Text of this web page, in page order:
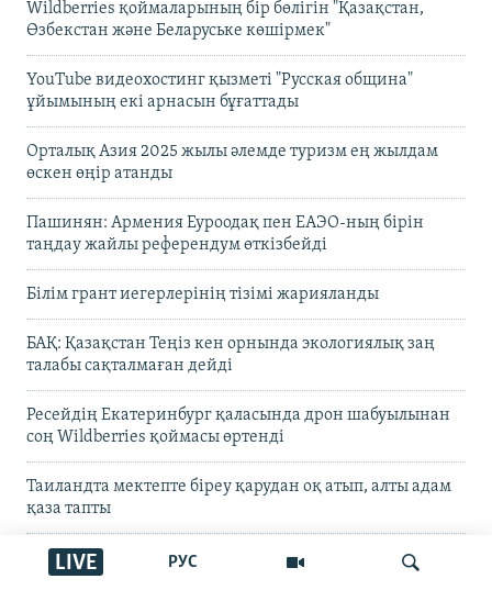
РУС
LIVE
Wildberries қоймаларының бір бөлігін "Қазақстан,
Өзбекстан және Беларуське көшірмек"
YouTube видеохостинг қызметі "Русская община"
ұйымының екі арнасын бұғаттады
Орталық Азия 2025 жылы әлемде туризм ең жылдам
өскен өңір атанды
Пашинян: Армения Еуроодақ пен ЕАЭО-ның бірін
таңдау жайлы референдум өткізбейді
Білім грант иегерлерінің тізімі жарияланды
БАҚ: Қазақстан Теңіз кен орнында экологиялық заң
талабы сақталмаған дейді
Ресейдің Екатеринбург қаласында дрон шабуылынан
соң Wildberries қоймасы өртенді
Таиландта мектепте біреу қарудан оқ атып, алты адам
қаза тапты
Прокуратура журналист Александра Алёхованың
үкімін жеңілдетуді сұраған